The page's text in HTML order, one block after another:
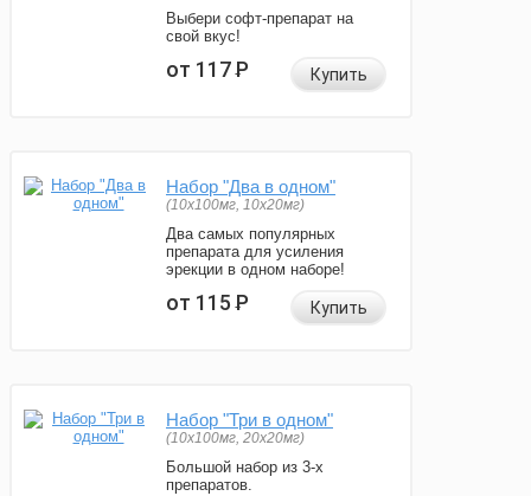
Выбери софт-препарат на
свой вкус!
от 117Р Купить
Набор "Два в одном"
(10x100мг, 10x20мг)
Два самых популярных
препарата для усиления
эрекции в одном наборе!
от 115Р Купить
Набор "Три в одном"
(10x100мг, 20x20мг)
Большой набор из 3-х
препаратов.